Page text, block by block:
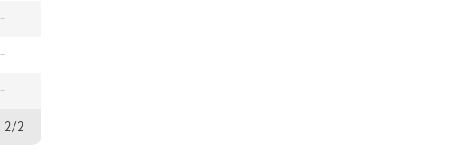
-
-
-
2/2